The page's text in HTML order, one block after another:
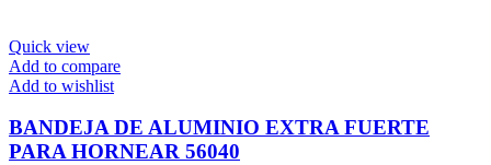
Quick view
Add to compare
Add to wishlist
BANDEJA DE ALUMINIO EXTRA FUERTE
PARA HORNEAR 56040